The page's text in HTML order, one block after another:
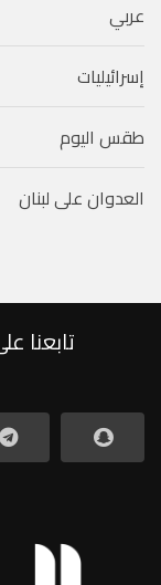
عربي
إسرائيليات
طقس اليوم
العدوان على لبنان
تابعنا